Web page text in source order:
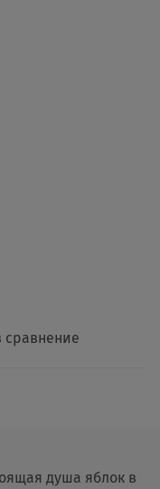
сравнение
душа яблок в